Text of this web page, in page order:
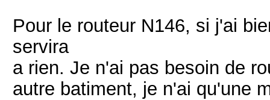
Pour le routeur N146, si j'ai
servira
a rien. Je n'ai pas besoin de
autre batiment, je n'ai qu'une